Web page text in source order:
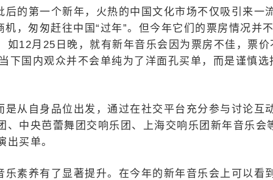
的第一个新年，火热的中国文化市场不仅吸引来一
，匆匆赶往中国“过年”。但今年它们的票房情况并不
12月25日晚，就有新年音乐会因为票房不佳，票价
下国内观众并不会单纯为了洋面孔买单，而是谨慎选
从自身品位出发，通过在社交平台充分参与讨论互
中央芭蕾舞团交响乐团、上海交响乐团新年音乐会
买单。
素养有了显著提升。在今年的新年音乐会上可以看到